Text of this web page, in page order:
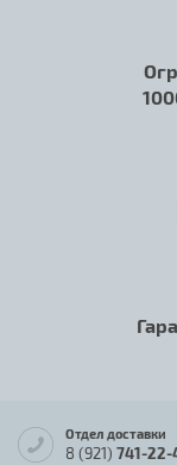
Отдел доставки
8 (921) 741-22-